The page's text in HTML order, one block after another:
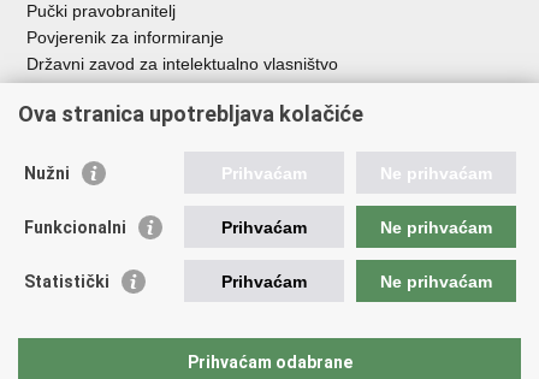
Pučki pravobranitelj
Povjerenik za informiranje
Državni zavod za intelektualno vlasništvo
HAKOM
Ostale poveznice
Hrvatski audiovizualni centar
Creative Europe
EU National Institutes for Culture
Međunarodni centar za podvodnu arheologiju u Zadru (MCPA)
Ova stranica upotrebljava kolačiće
Nužni Prihvaćam Ne prihvaćam
Funkcionalni Prihvaćam Ne prihvaćam
Statistički Prihvaćam Ne prihvaćam
Prihvaćam odabrane